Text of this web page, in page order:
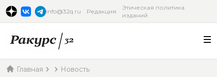
info@32q.ru Редакция
Этическая политика
изданий
Главная Новость